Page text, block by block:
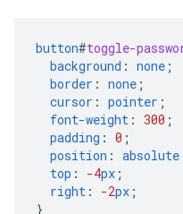
button#toggle-
background : none ;
border : none ;
cursor : pointer ;
font-weight : 300 ;
padding : 0 ;
position : absolute
top : -4px ;
right : -2px ;
}